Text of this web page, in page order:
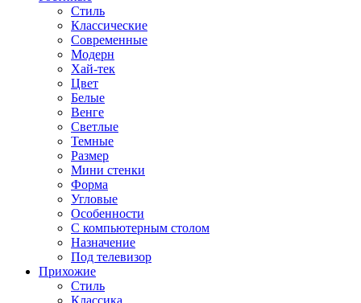
Стиль
Классические
Современные
Модерн
Хай-тек
Цвет
Белые
Венге
Светлые
Темные
Размер
Мини стенки
Форма
Угловые
Особенности
С компьютерным столом
Назначение
Под телевизор
Прихожие
Стиль
Классика